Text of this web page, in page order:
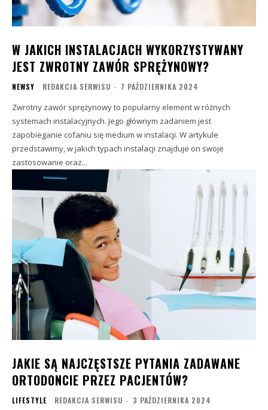
W JAKICH INSTALACJACH WYKORZYSTYWANY
JEST ZWROTNY ZAWÓR SPRĘŻYNOWY?
NEWSY REDAKCJA SERWISU - 7 PAŹDZIERNIKA 2024
Zwrotny zawór sprężynowy to popularny element w różnych
systemach instalacyjnych. Jego głównym zadaniem jest
zapobieganie cofaniu się medium w instalacji. W artykule
przedstawimy, w jakich typach instalacji znajduje on swoje
zastosowanie oraz...
JAKIE SĄ NAJCZĘSTSZE PYTANIA ZADAWANE
ORTODONCIE PRZEZ PACJENTÓW?
LIFESTYLE REDAKCJA SERWISU - 3 PAŹDZIERNIKA 2024